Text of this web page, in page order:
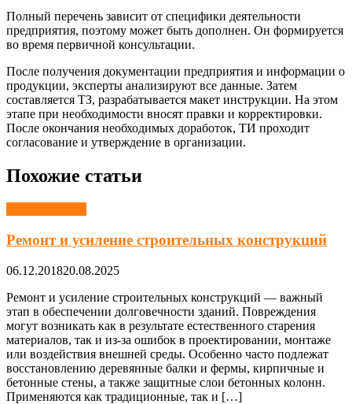
Полный перечень зависит от специфики деятельности
предприятия, поэтому может быть дополнен. Он формируется
во время первичной консультации.
После получения документации предприятия и информации о
продукции, эксперты анализируют все данные. Затем
составляется ТЗ, разрабатывается макет инструкции. На этом
этапе при необходимости вносят правки и корректировки.
После окончания необходимых доработок, ТИ проходит
согласование и утверждение в организации.
Похожие статьи
Ремонт и усиление строительных конструкций
06.12.201820.08.2025
Ремонт и усиление строительных конструкций — важный
этап в обеспечении долговечности зданий. Повреждения
могут возникать как в результате естественного старения
материалов, так и из-за ошибок в проектировании, монтаже
или воздействия внешней среды. Особенно часто подлежат
восстановлению деревянные балки и фермы, кирпичные и
бетонные стены, а также защитные слои бетонных колонн.
Применяются как традиционные, так и […]